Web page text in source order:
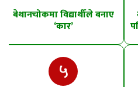
बेथानचोकमा विद्यार्थीले बनाए
‘कार’
५